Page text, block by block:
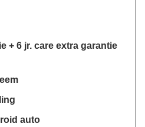
+ 6 jr. care extra garantie
auto